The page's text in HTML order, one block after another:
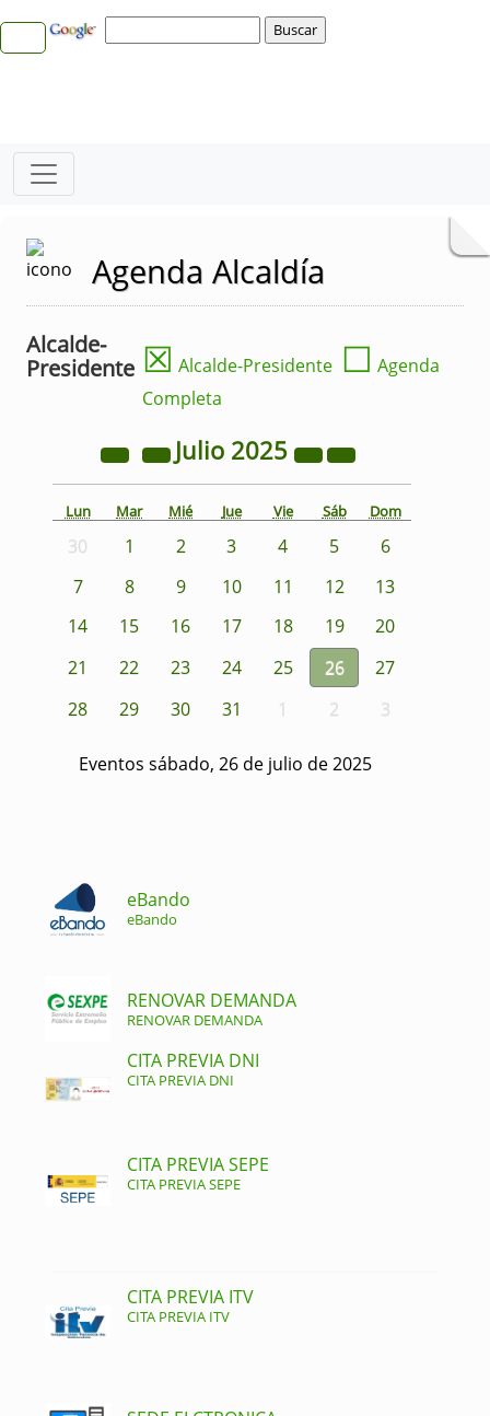
Agenda Alcaldía
Alcalde-
Presidente ☒ Alcalde-Presidente ☐ Agenda
Completa
Julio 2025
Lun Mar Mié Jue Vie Sáb Dom
30 1 2 3 4 5
6
7
8 9 10 11 12
13
14
15 16 17 18 19
20
21
22 23 24 25 26
27
28
29 30 31 1 2 3
Eventos sábado, 26 de julio de 2025
eBando
eBando
RENOVAR DEMANDA
RENOVAR DEMANDA
CITA PREVIA DNI
CITA PREVIA DNI
CITA PREVIA SEPE
CITA PREVIA SEPE
CITA PREVIA ITV
CITA PREVIA ITV